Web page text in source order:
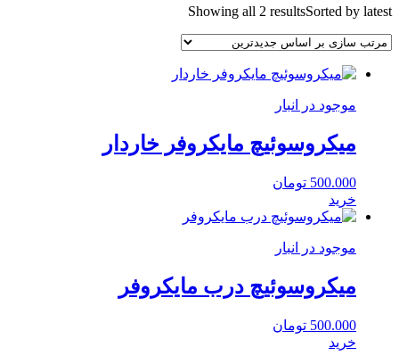
Showing all 2 resultsSorted by latest
موجود در انبار
میکروسوئیچ مایکروفر خاردار
500.000 تومان
خرید
موجود در انبار
میکروسوئیچ درب مایکروفر
500.000 تومان
خرید